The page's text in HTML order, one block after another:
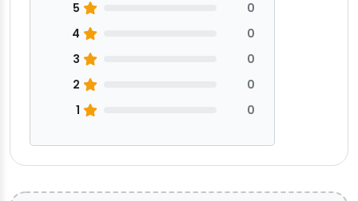
5
0
4
0
3
0
2
0
1
0